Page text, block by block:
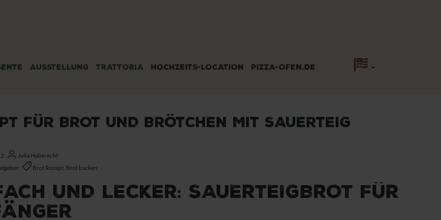
AUSSTELLUNG TRATTORIA HOCHZEITS-LOCATION PIZZA-OFEN.DE
FÜR BROT UND BRÖTCHEN MIT SAUERTEIG
Julia Haberecht
Brot Rezept, Brot backen
UND LECKER: SAUERTEIGBROT FÜR